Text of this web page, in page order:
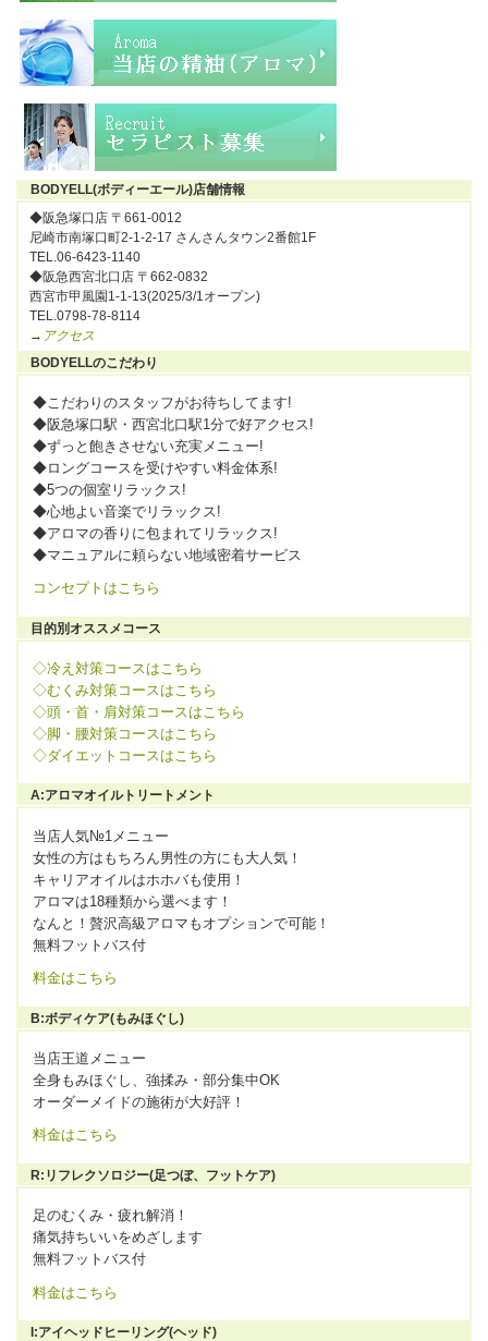
BODYELL(ボディーエール)店舗情報
◆阪急塚口店 〒661-0012
尼崎市南塚口町2-1-2-17 さんさんタウン2番館1F
TEL.06-6423-1140
◆阪急西宮北口店 〒662-0832
西宮市甲風園1-1-13(2025/3/1オープン)
TEL.0798-78-8114
→ アクセス
BODYELLのこだわり
◆こだわりのスタッフがお待ちしてます!
◆阪急塚口駅・西宮北口駅1分で好アクセス!
◆ずっと飽きさせない充実メニュー!
◆ロングコースを受けやすい料金体系!
◆5つの個室リラックス!
◆心地よい音楽でリラックス!
◆アロマの香りに包まれてリラックス!
◆マニュアルに頼らない地域密着サービス
コンセプトはこちら
目的別オススメコース
◇冷え対策コースはこちら
◇むくみ対策コースはこちら
◇頭・首・肩対策コースはこちら
◇脚・腰対策コースはこちら
◇ダイエットコースはこちら
A:アロマオイルトリートメント
当店人気№1メニュー
女性の方はもちろん男性の方にも大人気！
キャリアオイルはホホバも使用！
アロマは18種類から選べます！
なんと！贅沢高級アロマもオプションで可能！
無料フットバス付
料金はこちら
B:ボディケア(もみほぐし)
当店王道メニュー
全身もみほぐし、強揉み・部分集中OK
オーダーメイドの施術が大好評！
料金はこちら
R:リフレクソロジー(足つぼ、フットケア)
足のむくみ・疲れ解消！
痛気持ちいいをめざします
無料フットバス付
料金はこちら
I:アイヘッドヒーリング(ヘッド)